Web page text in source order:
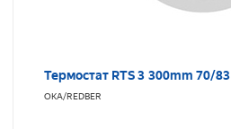
Термостат RTS 3 300mm 70/83
ОКА/REDBER